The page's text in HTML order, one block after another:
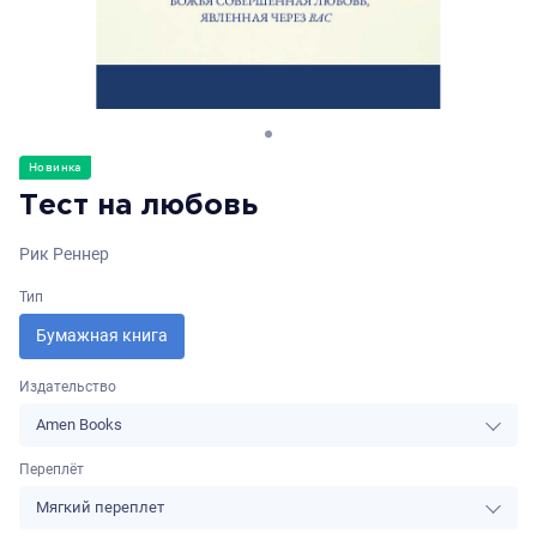
Новинка
Тест на любовь
Рик Реннер
Тип
Бумажная книга
Издательство
Amen Books
Переплёт
Мягкий переплет